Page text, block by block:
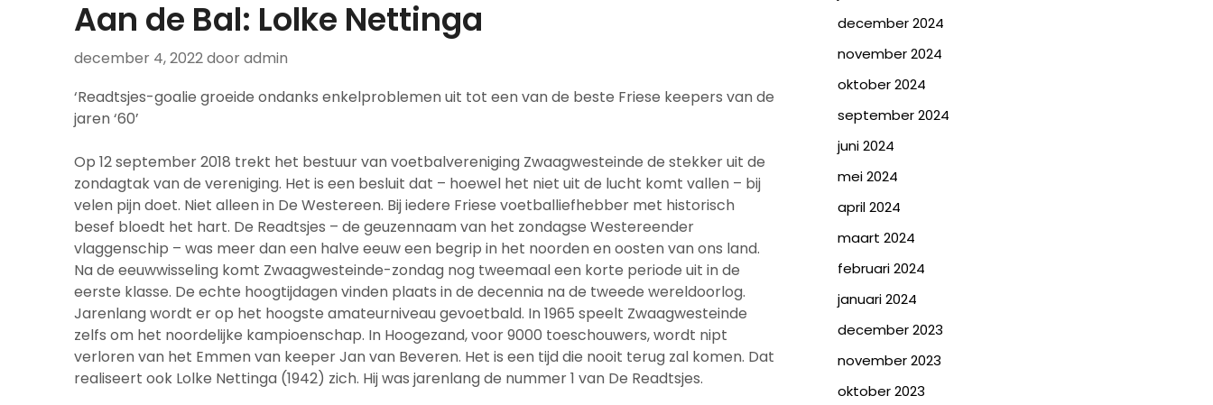
Aan de Bal: Lolke Nettinga
december 4, 2022door admin
‘Readtsjes-goalie groeide ondanks enkelproblemen uit tot een van de beste Friese keepers van de
jaren ‘60’
Op 12 september 2018 trekt het bestuur van voetbalvereniging Zwaagwesteinde de stekker uit de
zondagtak van de vereniging. Het is een besluit dat – hoewel het niet uit de lucht komt vallen – bij
velen pijn doet. Niet alleen in De Westereen. Bij iedere Friese voetballiefhebber met historisch
besef bloedt het hart. De Readtsjes – de geuzennaam van het zondagse Westereender
vlaggenschip – was meer dan een halve eeuw een begrip in het noorden en oosten van ons land.
Na de eeuwwisseling komt Zwaagwesteinde-zondag nog tweemaal een korte periode uit in de
eerste klasse. De echte hoogtijdagen vinden plaats in de decennia na de tweede wereldoorlog.
Jarenlang wordt er op het hoogste amateurniveau gevoetbald. In 1965 speelt Zwaagwesteinde
zelfs om het noordelijke kampioenschap. In Hoogezand, voor 9000 toeschouwers, wordt nipt
verloren van het Emmen van keeper Jan van Beveren. Het is een tijd die nooit terug zal komen. Dat
realiseert ook Lolke Nettinga (1942) zich. Hij was jarenlang de nummer 1 van De Readtsjes.
december 2024
november 2024
oktober 2024
september 2024
juni 2024
mei 2024
april 2024
maart 2024
februari 2024
januari 2024
december 2023
november 2023
oktober 2023